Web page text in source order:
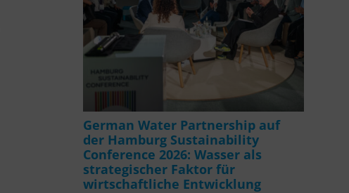
German Water Partnership auf
der Hamburg Sustainability
Conference 2026: Wasser als
strategischer Faktor für
wirtschaftliche Entwicklung